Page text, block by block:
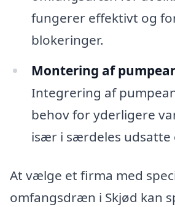
fungerer effektivt og
blokeringer.
Montering af
Integrering af
behov for yderligere
især i særdeles udsatte
At vælge et firma med
omfangsdræn i Skjød kan